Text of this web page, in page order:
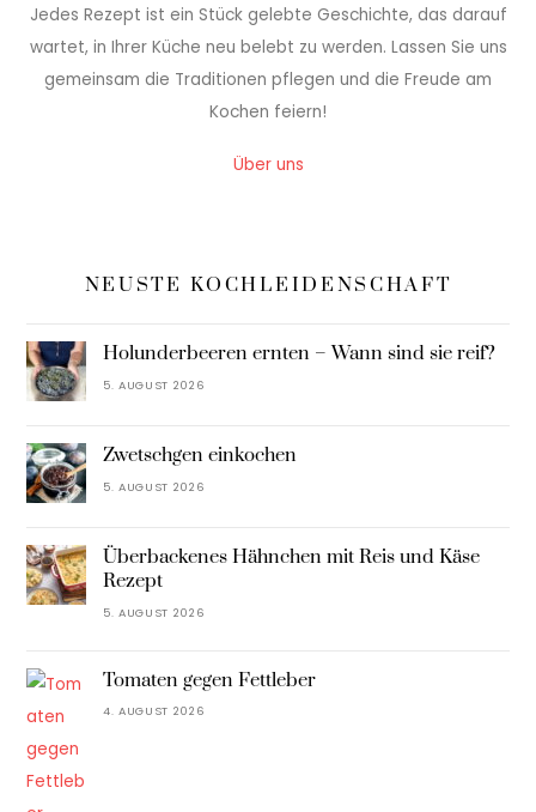
Jedes Rezept ist ein Stück gelebte Geschichte, das darauf
wartet, in Ihrer Küche neu belebt zu werden. Lassen Sie uns
gemeinsam die Traditionen pflegen und die Freude am
Kochen feiern!
Über uns
NEUSTE KOCHLEIDENSCHAFT
Holunderbeeren ernten – Wann sind sie reif?
5. AUGUST 2026
Zwetschgen einkochen
5. AUGUST 2026
Überbackenes Hähnchen mit Reis und Käse
Rezept
5. AUGUST 2026
Tomaten gegen Fettleber
4. AUGUST 2026